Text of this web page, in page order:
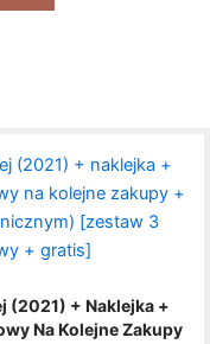
(2021) + Naklejka +
Na Kolejne Zakupy